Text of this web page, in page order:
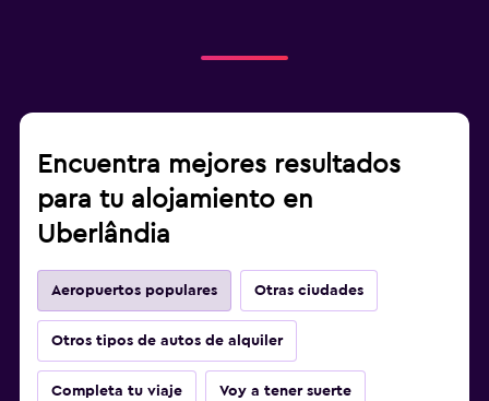
Encuentra mejores resultados
para tu alojamiento en
Uberlândia
Aeropuertos populares Otras ciudades
Otros tipos de autos de alquiler
Completa tu viaje Voy a tener suerte